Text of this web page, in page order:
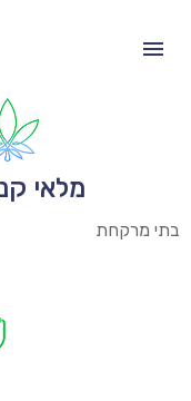
מלאי
בתי מרקחת